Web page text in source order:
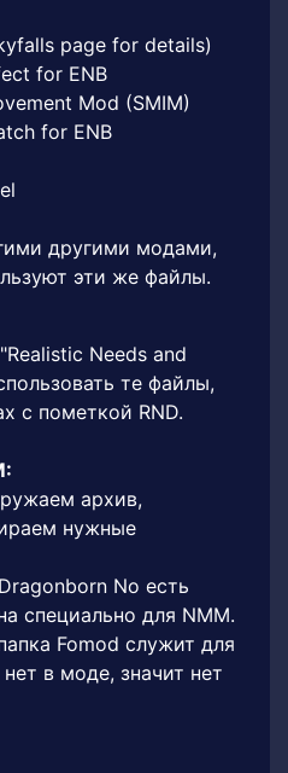
page for details)
for ENB
Mod (SMIM)
for ENB
другими модами,
эти же файлы.
Needs and
те файлы,
с пометкой RND.
архив,
нужные
No есть
специально для NMM.
Fomod служит для
в моде, значит нет